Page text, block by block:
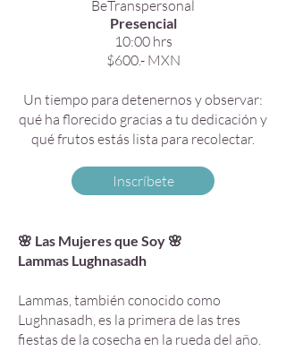
BeTranspersonal
Presencial
10:00 hrs
$600.- MXN
Un tiempo para detenernos y observar:
qué ha florecido gracias a tu dedicación y
qué frutos estás lista para recolectar.
Inscríbete
🌸 Las Mujeres que Soy 🌸
Lammas Lughnasadh
Lammas, también conocido como
Lughnasadh, es la primera de las tres
fiestas de la cosecha en la rueda del año.